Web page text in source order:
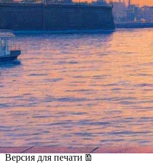
Андрей
представит
новый
07 марта 2016, понедельник,20.00
Версия для печати